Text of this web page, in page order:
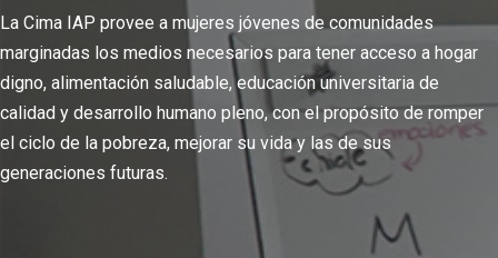
La Cima IAP provee a mujeres jóvenes de comunidades
marginadas los medios necesarios para tener acceso a hogar
digno, alimentación saludable, educación universitaria de
calidad y desarrollo humano pleno, con el propósito de romper
el ciclo de la pobreza, mejorar su vida y las de sus
generaciones futuras.